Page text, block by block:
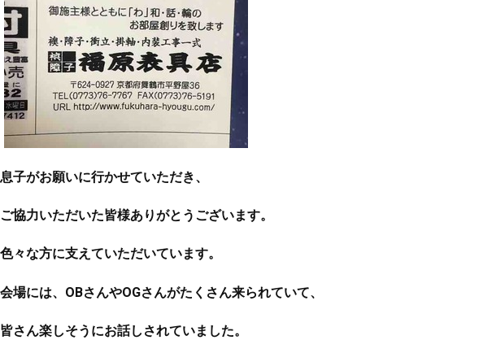
息子がお願いに行かせていただき、
ご協力いただいた皆様ありがとうございます。
色々な方に支えていただいています。
会場には、OBさんやOGさんがたくさん来られていて、
皆さん楽しそうにお話しされていました。